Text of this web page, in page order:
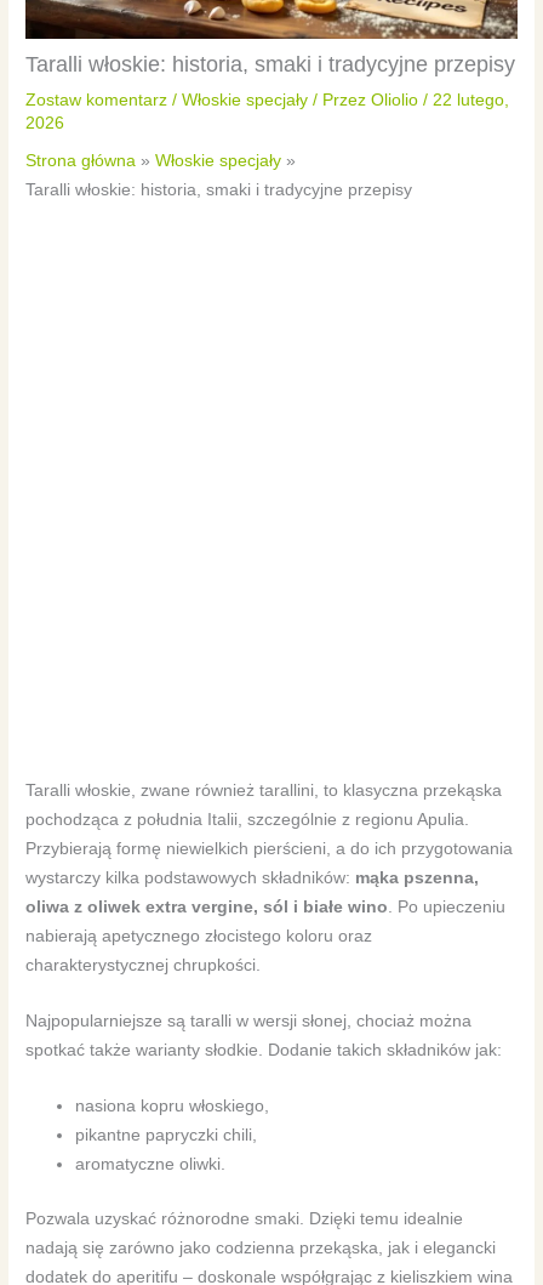
Taralli włoskie: historia, smaki i tradycyjne przepisy
Zostaw komentarz /Włoskie specjały / Przez Oliolio/ 22 lutego,
2026
Strona główna
Włoskie specjały
Taralli włoskie: historia, smaki i tradycyjne przepisy
Taralli włoskie, zwane również tarallini, to klasyczna przekąska
pochodząca z południa Italii, szczególnie z regionu Apulia.
Przybierają formę niewielkich pierścieni, a do ich przygotowania
wystarczy kilka podstawowych składników: mąka pszenna,
oliwa z oliwek extra vergine, sól i białe wino. Po upieczeniu
nabierają apetycznego złocistego koloru oraz
charakterystycznej chrupkości.
Najpopularniejsze są taralli w wersji słonej, chociaż można
spotkać także warianty słodkie. Dodanie takich składników jak:
nasiona kopru włoskiego,
pikantne papryczki chili,
aromatyczne oliwki.
Pozwala uzyskać różnorodne smaki. Dzięki temu idealnie
nadają się zarówno jako codzienna przekąska, jak i elegancki
dodatek do aperitifu – doskonale współgrając z kieliszkiem wina